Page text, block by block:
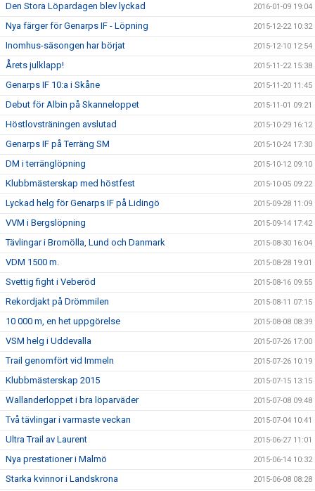
Den Stora Löpardagen blev lyckad 2016-01-09 19:04
Nya färger för Genarps IF - Löpning 2015-12-22 10:32
Inomhus-säsongen har börjat 2015-12-10 12:54
Årets julklapp! 2015-11-22 15:38
Genarps IF 10:a i Skåne 2015-11-20 11:45
Debut för Albin på Skanneloppet 2015-11-01 09:21
Höstlovsträningen avslutad 2015-10-29 16:12
Genarps IF på Terräng SM 2015-10-24 17:30
DM i terränglöpning 2015-10-12 09:10
Klubbmästerskap med höstfest 2015-10-05 09:22
Lyckad helg för Genarps IF på Lidingö 2015-09-28 11:09
VVM i Bergslöpning 2015-09-14 17:42
Tävlingar i Bromölla, Lund och Danmark 2015-08-30 16:04
VDM 1500 m. 2015-08-28 19:01
Svettig fight i Veberöd 2015-08-16 09:55
Rekordjakt på Drömmilen 2015-08-11 07:15
10 000 m, en het uppgörelse 2015-08-08 08:39
VSM helg i Uddevalla 2015-07-26 17:00
Trail genomfört vid Immeln 2015-07-26 10:19
Klubbmästerskap 2015 2015-07-15 13:15
Wallanderloppet i bra löparväder 2015-07-08 09:48
Två tävlingar i varmaste veckan 2015-07-04 10:41
Ultra Trail av Laurent 2015-06-27 11:01
Nya prestationer i Malmö 2015-06-14 10:32
Starka kvinnor i Landskrona 2015-06-08 08:28